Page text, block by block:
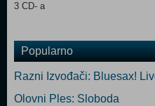
3 CD- a
Popularno
Razni Izvođači: Bluesax!
Olovni Ples: Sloboda